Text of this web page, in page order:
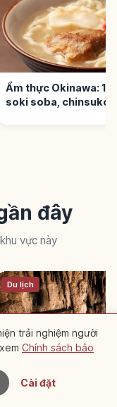
Ẩm thực Okinawa: 10
soki soba, chinsuko
đây
vực này
Du lịch
Động Gyokusendo ở
Gần đây
Okinawa
trải nghiệm người
Chính sách bảo
Cài đặt